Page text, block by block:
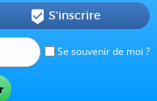
Se souvenir de moi ?
 S'inscrire